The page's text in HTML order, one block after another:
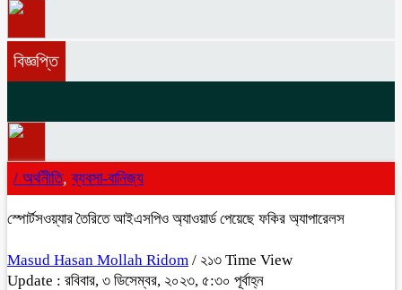
বিজ্ঞপ্তি
/ অর্থনীতি,ব্যবসা-বানিজ্য
স্পোর্টসওয়্যার তৈরিতে আইএসপিও অ্যাওয়ার্ড পেয়েছে ফকির অ্যাপারেলস
Masud Hasan Mollah Ridom / ২১৩ Time View
Update : রবিবার, ৩ ডিসেম্বর, ২০২৩, ৫:৩০ পূর্বাহ্ন